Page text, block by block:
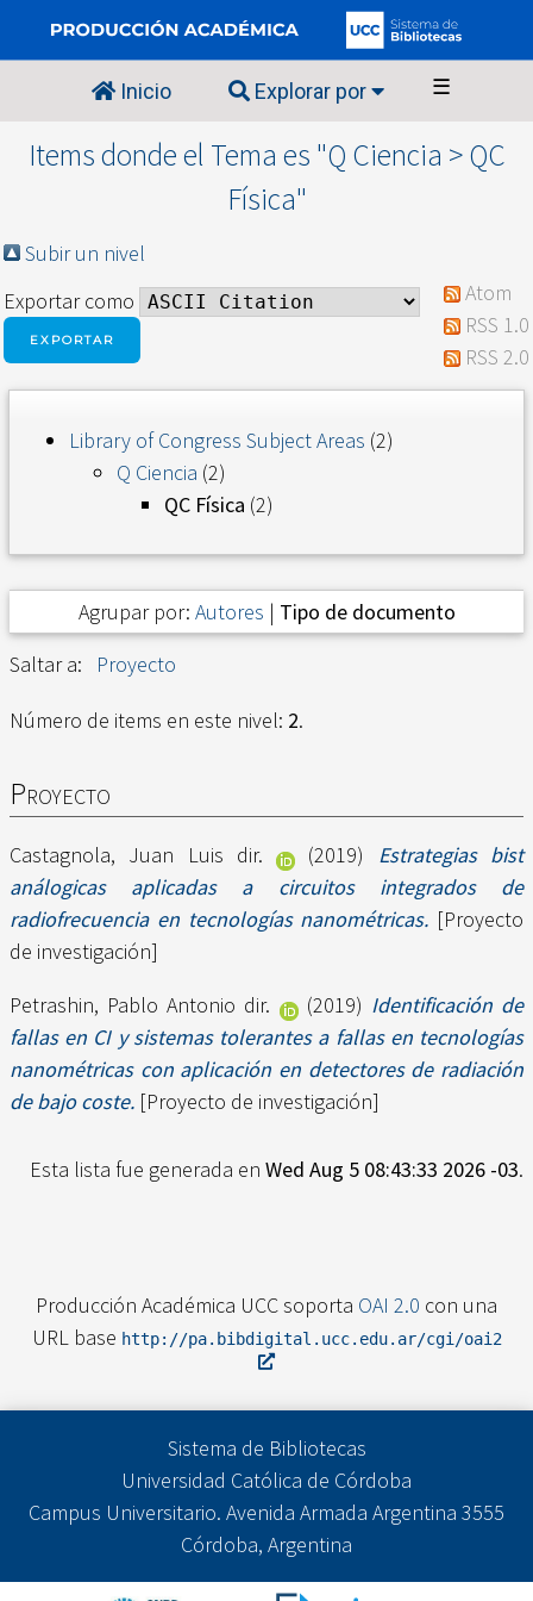
Inicio Explorar por ☰
Items donde el Tema es "Q Ciencia > QC
Física"
Subir un nivel
Exportar como
Atom
RSS 1.0
RSS 2.0
Library of Congress Subject Areas (2)
Q Ciencia (2)
QC Física (2)
Agrupar por: Autores | Tipo de documento
Saltar a:
Proyecto
Número de items en este nivel: 2.
Proyecto
Castagnola, Juan Luis dir. (2019) Estrategias bist
análogicas aplicadas a circuitos integrados de
radiofrecuencia en tecnologías nanométricas. [Proyecto
de investigación]
Petrashin, Pablo Antonio dir.
(2019) Identificación de
fallas en CI y sistemas tolerantes a fallas en tecnologías
nanométricas con aplicación en detectores de radiación
de bajo coste. [Proyecto de investigación]
Esta lista fue generada en Wed Aug 5 08:43:33 2026 -03.
Producción Académica UCC soporta OAI 2.0 con una
URL base http://pa.bibdigital.ucc.edu.ar/cgi/oai2
Sistema de Bibliotecas
Universidad Católica de Córdoba
Campus Universitario. Avenida Armada Argentina 3555
Córdoba, Argentina